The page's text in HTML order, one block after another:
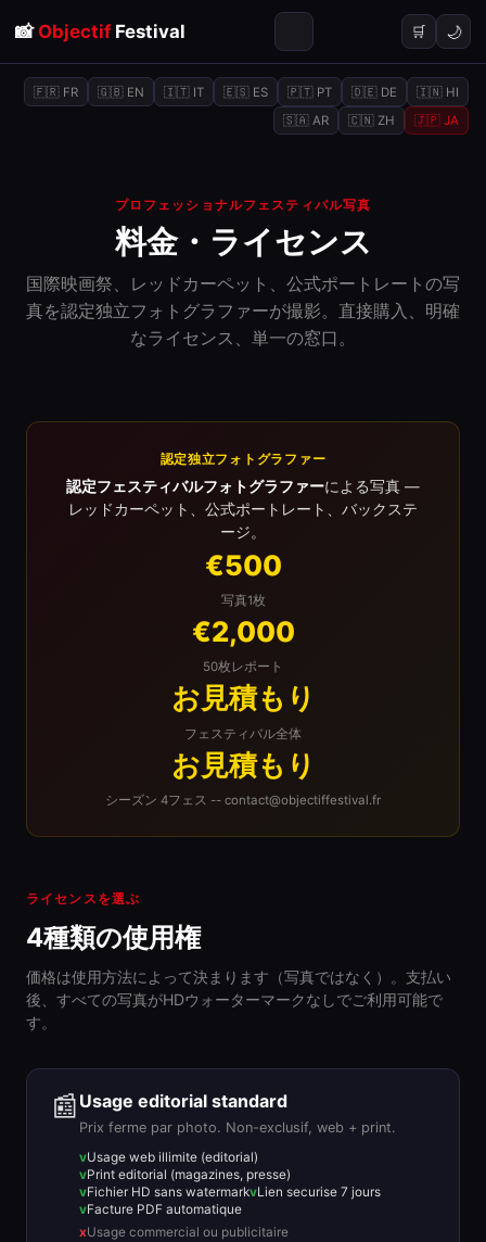
📸 ObjectifFestival 🛒 🌙
🇫🇷 FR 🇬🇧 EN 🇮🇹 IT 🇪🇸 ES 🇵🇹 PT 🇩🇪 DE
🇮🇳 HI
🇸🇦 AR
🇨🇳 ZH 🇯🇵 JA
プロフェッショナルフェスティバル写真
料金・ライセンス
国際映画祭、レッドカーペット、公式ポートレートの写
真を認定独立フォトグラファーが撮影。直接購入、明確
なライセンス、単一の窓口。
認定独立フォトグラファー
認定フェスティバルフォトグラファーによる写真 —
レッドカーペット、公式ポートレート、バックステ
ージ。
€500
写真1枚
€2,000
50枚レポート
お見積もり
フェスティバル全体
お見積もり
シーズン 4フェス -- contact@objectiffestival.fr
ライセンスを選ぶ
4種類の使用権
価格は使用方法によって決まります（写真ではなく）。支払い
後、すべての写真がHDウォーターマークなしでご利用可能で
す。
📰 Usage editorial standard
Prix ferme par photo. Non-exclusif, web + print.
Usage web illimite (editorial)
Print editorial (magazines, presse)
Fichier HD sans watermark Lien securise 7 jours
Facture PDF automatique
Usage commercial ou publicitaire